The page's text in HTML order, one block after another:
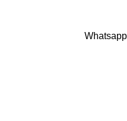
Whatsapp